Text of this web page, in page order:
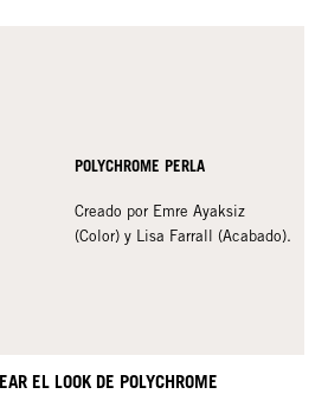
POLYCHROME PERLA
Creado por Emre Ayaksiz
(Color) y Lisa Farrall (Acabado).
EL LOOK DE POLYCHROME